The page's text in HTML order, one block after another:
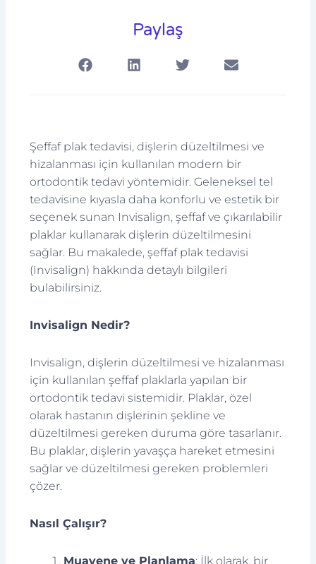
Paylaş
Şeffaf plak tedavisi, dişlerin düzeltilmesi ve
hizalanması için kullanılan modern bir
ortodontik tedavi yöntemidir. Geleneksel tel
tedavisine kıyasla daha konforlu ve estetik bir
seçenek sunan Invisalign, şeffaf ve çıkarılabilir
plaklar kullanarak dişlerin düzeltilmesini
sağlar. Bu makalede, şeffaf plak tedavisi
(Invisalign) hakkında detaylı bilgileri
bulabilirsiniz.
Invisalign Nedir?
Invisalign, dişlerin düzeltilmesi ve hizalanması
için kullanılan şeffaf plaklarla yapılan bir
ortodontik tedavi sistemidir. Plaklar, özel
olarak hastanın dişlerinin şekline ve
düzeltilmesi gereken duruma göre tasarlanır.
Bu plaklar, dişlerin yavaşça hareket etmesini
sağlar ve düzeltilmesi gereken problemleri
çözer.
Nasıl Çalışır?
Muayene ve Planlama: İlk olarak, bir